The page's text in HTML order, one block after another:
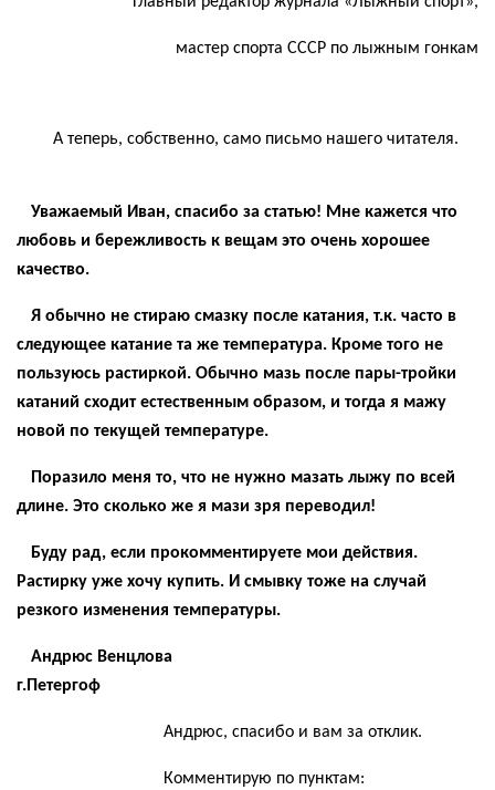
мастер спорта СССР по лыжным гонкам
А теперь, собственно, само письмо нашего читателя.
Уважаемый Иван, спасибо за статью! Мне кажется что
любовь и бережливость к вещам это очень хорошее
качество.
Я обычно не стираю смазку после катания, т.к. часто в
следующее катание та же температура. Кроме того не
пользуюсь растиркой. Обычно мазь после пары-тройки
катаний сходит естественным образом, и тогда я мажу
новой по текущей температуре.
Поразило меня то, что не нужно мазать лыжу по всей
длине. Это сколько же я мази зря переводил!
Буду рад, если прокомментируете мои действия.
Растирку уже хочу купить. И смывку тоже на случай
резкого изменения температуры.
Андрюс Венцлова
г.Петергоф
Андрюс, спасибо и вам за отклик.
Комментирую по пунктам: